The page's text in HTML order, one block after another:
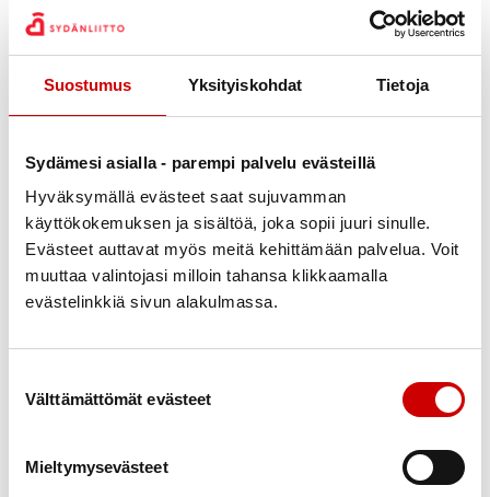
Suostumus Yksityiskohdat Tietoja
Sydämesi asialla - parempi palvelu evästeillä
Hyväksymällä evästeet saat sujuvamman
käyttökokemuksen ja sisältöä, joka sopii juuri sinulle.
Evästeet auttavat myös meitä kehittämään palvelua. Voit
muuttaa valintojasi milloin tahansa klikkaamalla
evästelinkkiä sivun alakulmassa.
Välttämättömät evästeet
Mieltymysevästeet
Sydänyhdistys oli mukana vuoden 2023
Kirkkonummipäivillä 26.8.
Torilla teltassa myytiin leivonnaisia ja arpoja. Arpoja
myytiin torillakin hyvällä menestyksellä, joten kolme
Asiakkaita riitti mittauksissakin.